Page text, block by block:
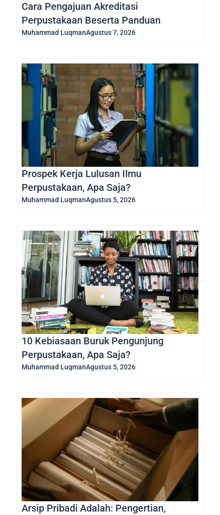
Cara Pengajuan Akreditasi
Perpustakaan Beserta Panduan
Muhammad LuqmanAgustus 7, 2026
Prospek Kerja Lulusan Ilmu
Perpustakaan, Apa Saja?
Muhammad LuqmanAgustus 5, 2026
10 Kebiasaan Buruk Pengunjung
Perpustakaan, Apa Saja?
Muhammad LuqmanAgustus 5, 2026
Arsip Pribadi Adalah: Pengertian,